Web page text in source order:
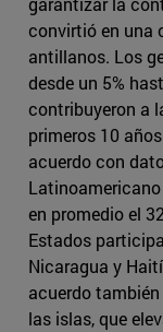
convirtió en una
antillanos. Los
desde un 5%
contribuyeron a
primeros 10
acuerdo con
Latinoamericano
en promedio el
Estados
Nicaragua y
acuerdo
las islas, que